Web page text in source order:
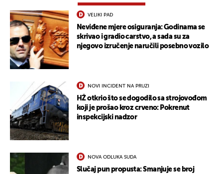
VELIKI PAD
Neviđene mjere osiguranja: Godinama se
skrivao i gradio carstvo, a sada su za
njegovo izručenje naručili posebno vozilo
NOVI INCIDENT NA PRUZI
HŽ otkrio što se dogodilo sa strojovođom
koji je prošao kroz crveno: Pokrenut
inspekcijski nadzor
NOVA ODLUKA SUDA
Slučaj pun propusta: Smanjuje se broj